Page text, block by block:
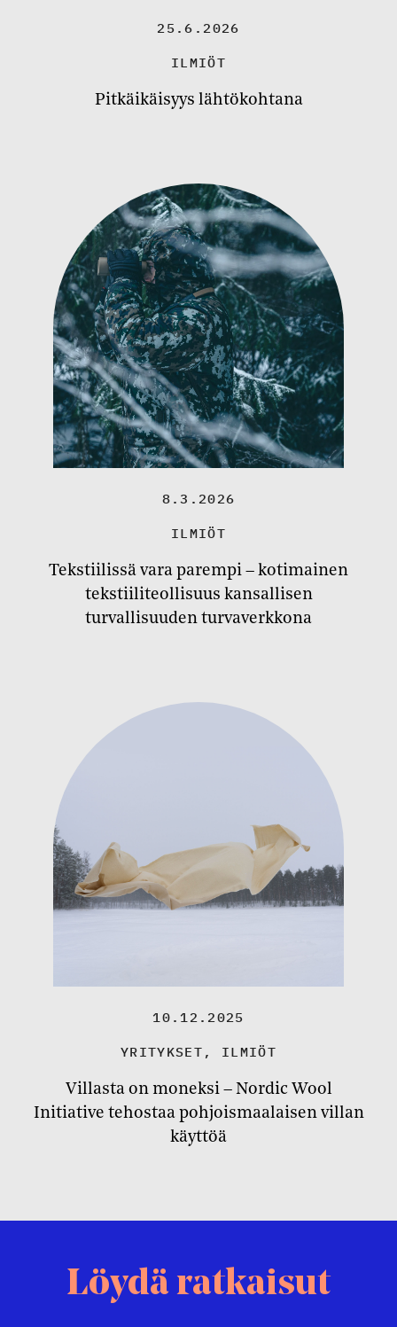
25.6.2026
ILMIÖT
Pitkäikäisyys lähtökohtana
8.3.2026
ILMIÖT
Tekstiilissä vara parempi – kotimainen
tekstiiliteollisuus kansallisen
turvallisuuden turvaverkkona
10.12.2025
YRITYKSET , ILMIÖT
Villasta on moneksi – Nordic Wool
Initiative tehostaa pohjoismaalaisen villan
käyttöä
Löydä ratkaisut